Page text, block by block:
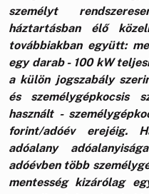
személyt
háztartásban élő
továbbiakban együtt:
egy darab - 100 kW
a külön jogszabály
és személygépkocsis
használt -
forint/adóév erejéig.
adóalany
adóévben több
mentesség kizárólag